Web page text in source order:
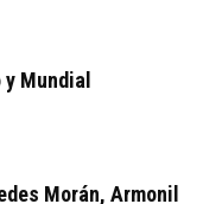
Mundial
Morán, Armonil